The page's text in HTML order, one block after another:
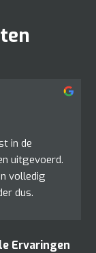
in de
uitgevoerd.
volledig
dus.
Ervaringen